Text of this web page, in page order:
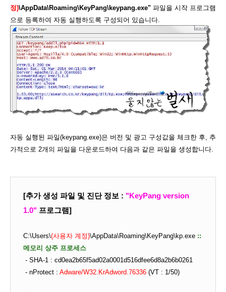
정)\AppData\Roaming\KeyPang\keypang.exe" 파일을 시작 프로그램
으로 등록하여 자동 실행하도록 구성되어 있습니다.
자동 실행된 파일(keypang.exe)은 버전 및 광고 구성값을 체크한 후, 추
가적으로 2개의 파일을 다운로드하여 다음과 같은 파일을 생성합니다.
[추가 생성 파일 및 진단 정보 : "KeyPang version
1.0" 프로그램]
C:\Users\(사용자 계정)\AppData\Roaming\KeyPang\kp.exe ::
메모리 상주 프로세스
- SHA-1 : cd0ea2b65f5ad02a0001d516dfee6d8a2b6b0261
- nProtect : Adware/W32.KrAdword.76336 (VT : 1/50)